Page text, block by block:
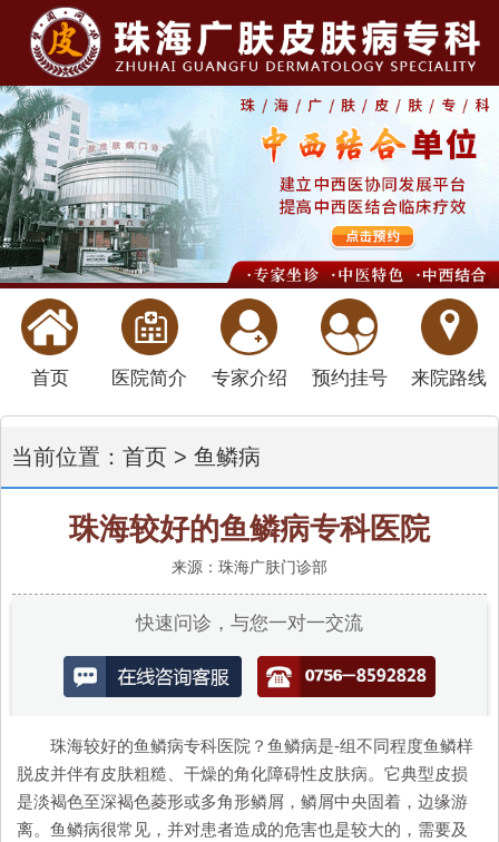
首页 医院简介 专家介绍 预约挂号 来院路线
当前位置： 首页> 鱼鳞病
珠海较好的鱼鳞病专科医院
来源：珠海广肤门诊部
快速问诊，与您一对一交流
珠海较好的鱼鳞病专科医院？鱼鳞病是-组不同程度鱼鳞样
脱皮并伴有皮肤粗糙、干燥的角化障碍性皮肤病。它典型皮损
是淡褐色至深褐色菱形或多角形鳞屑，鳞屑中央固着，边缘游
离。鱼鳞病很常见，并对患者造成的危害也是较大的，需要及